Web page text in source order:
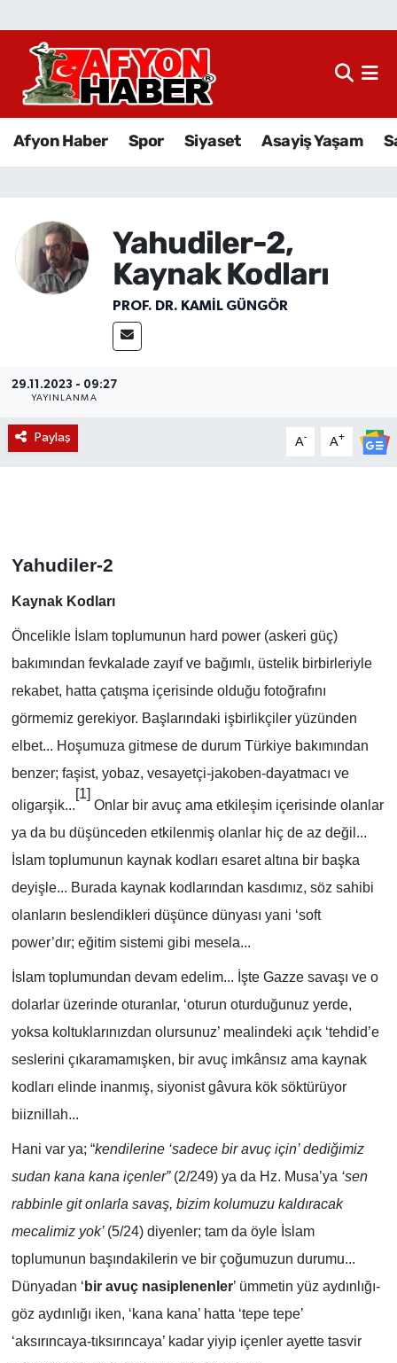
Afyon Haber Spor Siyaset Asayiş Yaşam
Yahudiler-2,
Kaynak Kodları
PROF. DR. KAMIL GÜNGÖR
29.11.2023 - 09:27
YAYINLANMA
Paylaş A- A+
Yahudiler-2
Kaynak Kodları
Öncelikle İslam toplumunun hard power (askeri güç)
bakımından fevkalade zayıf ve bağımlı, üstelik birbirleriyle
rekabet, hatta çatışma içerisinde olduğu fotoğrafını
görmemiz gerekiyor. Başlarındaki işbirlikçiler yüzünden
elbet... Hoşumuza gitmese de durum Türkiye bakımından
benzer; faşist, yobaz, vesayetçi-jakoben-dayatmacı ve
oligarşik...
[1]
Onlar bir avuç ama etkileşim içerisinde olanlar
ya da bu düşünceden etkilenmiş olanlar hiç de az değil...
İslam toplumunun kaynak kodları esaret altına bir başka
deyişle... Burada kaynak kodlarından kasdımız, söz sahibi
olanların beslendikleri düşünce dünyası yani ‘soft
power’dır; eğitim sistemi gibi mesela...
İslam toplumundan devam edelim... İşte Gazze savaşı ve o
dolarlar üzerinde oturanlar, ‘oturun oturduğunuz yerde,
yoksa koltuklarınızdan olursunuz’ mealindeki açık ‘tehdid’e
seslerini çıkaramamışken, bir avuç imkânsız ama kaynak
kodları elinde inanmış, siyonist gâvura kök söktürüyor
biiznillah...
Hani var ya; “kendilerine ‘sadece bir avuç için’ dediğimiz
sudan kana kana içenler”(2/249) ya da Hz. Musa’ya ‘sen
rabbinle git onlarla savaş, bizim kolumuzu kaldıracak
mecalimiz yok’ (5/24) diyenler; tam da öyle İslam
toplumunun başındakilerin ve bir çoğumuzun durumu...
Dünyadan ‘ bir avuç nasiplenenler’ ümmetin yüz aydınlığı-
göz aydınlığı iken, ‘kana kana’ hatta ‘tepe tepe’
‘aksırıncaya-tıksırıncaya’ kadar yiyip içenler ayette tasvir
Afyon Haber
Sağlık
Eğitim
Sivil Toplum
Ekonomi
Magazin